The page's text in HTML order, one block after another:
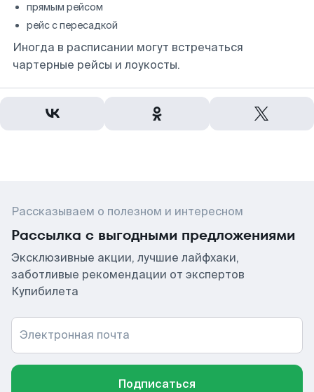
прямым рейсом
рейс с пересадкой
Иногда в расписании могут встречаться
чартерные рейсы и лоукосты.
Рассказываем о полезном и интересном
Рассылка с выгодными предложениями
Эксклюзивные акции, лучшие лайфхаки,
заботливые рекомендации от экспертов
Купибилета
Электронная почта
Подписаться